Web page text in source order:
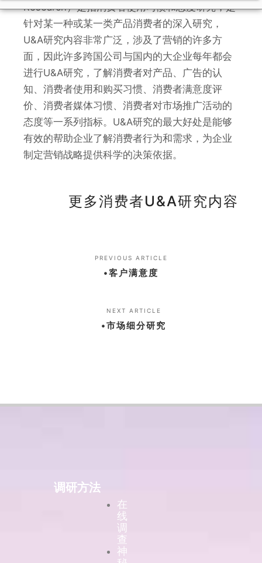
Research）是指消费者使用习惯和态度研究，是
针对某一种或某一类产品消费者的深入研究，
U&A研究内容非常广泛，涉及了营销的许多方
面，因此许多跨国公司与国内的大企业每年都会
进行U&A研究，了解消费者对产品、广告的认
知、消费者使用和购买习惯、消费者满意度评
价、消费者媒体习惯、消费者对市场推广活动的
态度等一系列指标。U&A研究的最大好处是能够
有效的帮助企业了解消费者行为和需求，为企业
制定营销战略提供科学的决策依据。
更多消费者U&A研究内容
PREVIOUS ARTICLE
•客户满意度
NEXT ARTICLE
•市场细分研究
调研方法
在
线
调
查
神